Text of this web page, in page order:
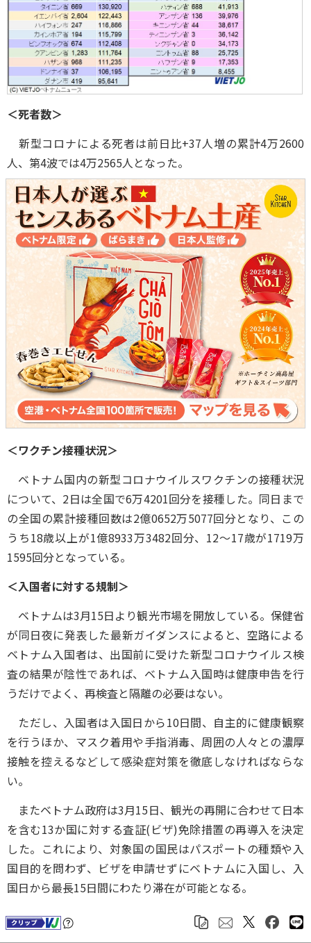
＜死者数＞
新型コロナによる死者は前日比+37人増の累計4万2600
人、第4波では4万2565人となった。
＜ワクチン接種状況＞
ベトナム国内の新型コロナウイルスワクチンの接種状況
について、2日は全国で6万4201回分を接種した。同日まで
の全国の累計接種回数は2億0652万5077回分となり、この
うち18歳以上が1億8933万3482回分、12～17歳が1719万
1595回分となっている。
＜入国者に対する規制＞
ベトナムは3月15日より観光市場を開放している。保健省
が同日夜に発表した最新ガイダンスによると、空路による
ベトナム入国者は、出国前に受けた新型コロナウイルス検
査の結果が陰性であれば、ベトナム入国時は健康申告を行
うだけでよく、再検査と隔離の必要はない。
ただし、入国者は入国日から10日間、自主的に健康観察
を行うほか、マスク着用や手指消毒、周囲の人々との濃厚
接触を控えるなどして感染症対策を徹底しなければならな
い。
またベトナム政府は3月15日、観光の再開に合わせて日本
を含む13か国に対する査証(ビザ)免除措置の再導入を決定
した。これにより、対象国の国民はパスポートの種類や入
国目的を問わず、ビザを申請せずにベトナムに入国し、入
国日から最長15日間にわたり滞在が可能となる。